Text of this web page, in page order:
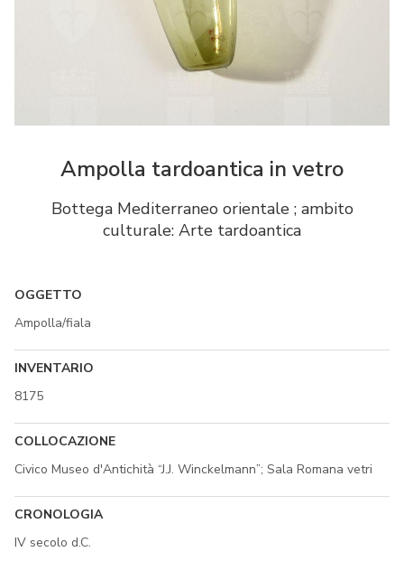
Ampolla tardoantica in vetro
Bottega Mediterraneo orientale ; ambito
culturale: Arte tardoantica
OGGETTO
Ampolla/fiala
INVENTARIO
8175
COLLOCAZIONE
Civico Museo d'Antichità “J.J. Winckelmann”; Sala Romana vetri
CRONOLOGIA
IV secolo d.C.